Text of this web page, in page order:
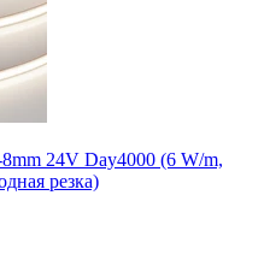
24V Day4000 (6 W/m,
резка)